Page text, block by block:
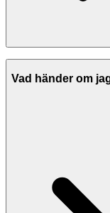
Seriösa plåtslagare i
allriskförsäkring. Be
arbetet påbörjas.
Vad händer om